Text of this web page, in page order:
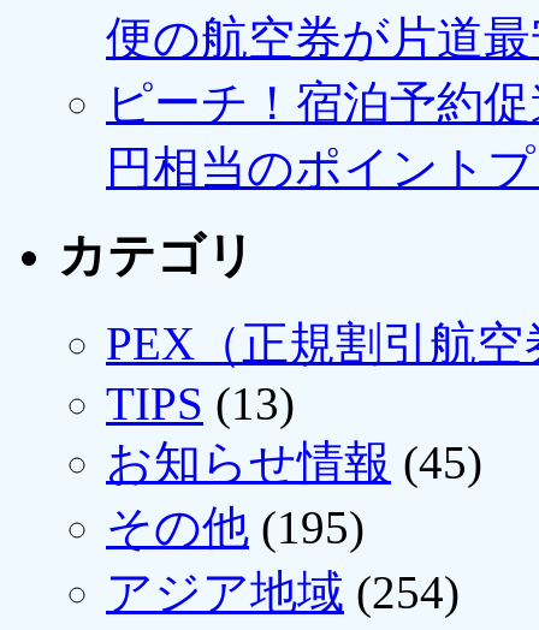
便の航空券が片道最
ピーチ！宿泊予約
円相当のポイント
カテゴリ
PEX（正規割引航空
TIPS (13)
お知らせ情報 (45)
その他 (195)
アジア地域 (254)